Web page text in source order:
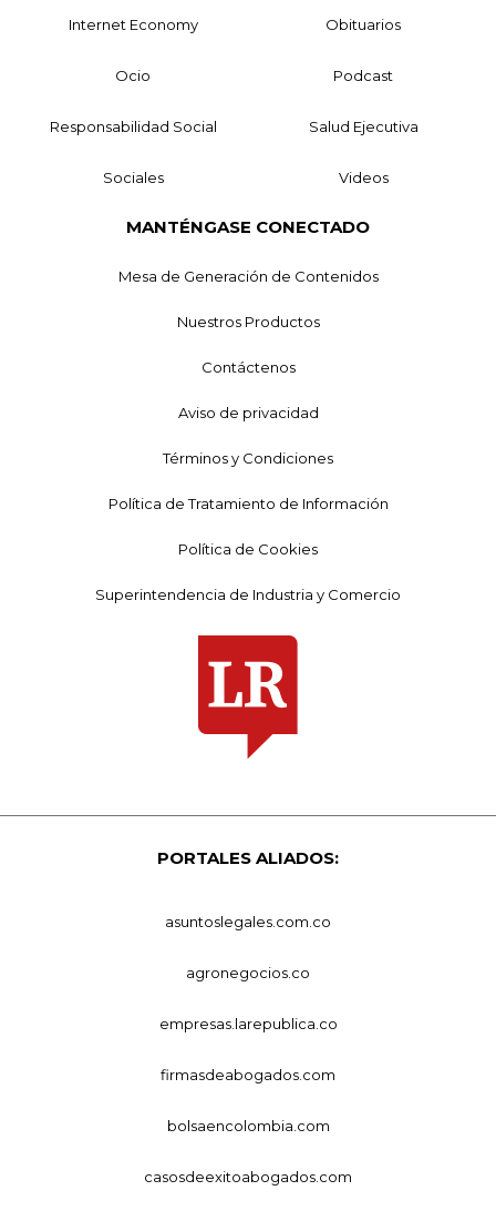
Internet Economy Obituarios
Ocio Podcast
Responsabilidad Social Salud Ejecutiva
Sociales Videos
MANTÉNGASE CONECTADO
Mesa de Generación de Contenidos
Nuestros Productos
Contáctenos
Aviso de privacidad
Términos y Condiciones
Política de Tratamiento de Información
Política de Cookies
Superintendencia de Industria y Comercio
PORTALES ALIADOS:
asuntoslegales.com.co
agronegocios.co
empresas.larepublica.co
firmasdeabogados.com
bolsaencolombia.com
casosdeexitoabogados.com